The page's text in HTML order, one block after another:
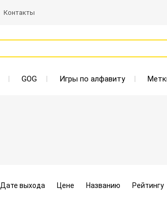
Контакты
GOG Игры по алфавиту
Дате выхода Цене Названию Рейтингу